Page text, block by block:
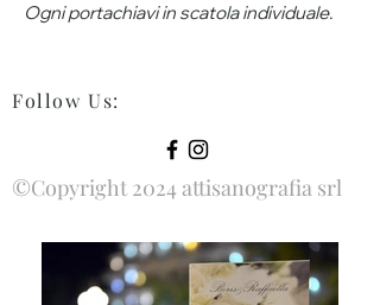
Ogni portachiavi in scatola individuale.
Follow Us:
©Copyright 2024 attisanografia srl